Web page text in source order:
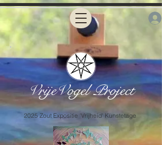
VrijeVogel Project
2025 Zout Expositie 'Vrijheid' Kunstetage